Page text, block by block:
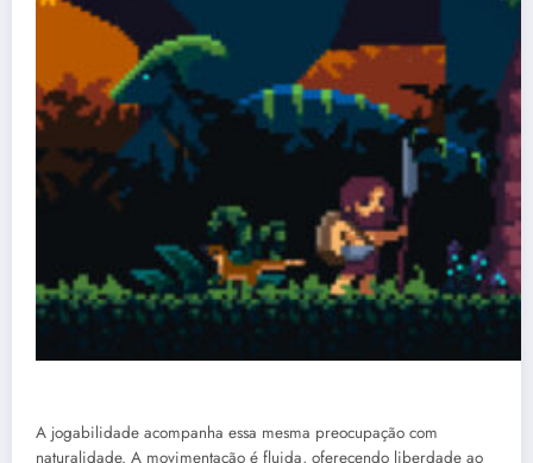
A jogabilidade acompanha essa mesma preocupação com
naturalidade. A movimentação é fluida, oferecendo liberdade ao